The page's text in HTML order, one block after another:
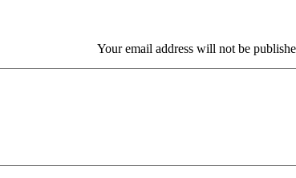
Your email address will not be